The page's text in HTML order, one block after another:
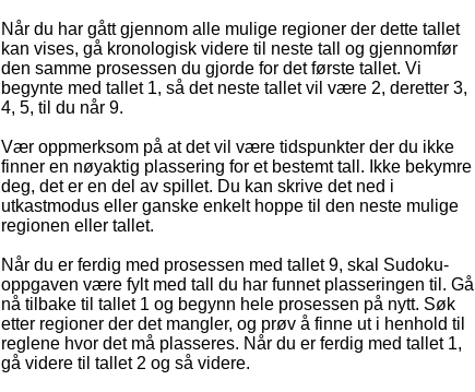
Når du har gått gjennom alle mulige regioner der dette tallet
kan vises, gå kronologisk videre til neste tall og gjennomfør
den samme prosessen du gjorde for det første tallet. Vi
begynte med tallet 1, så det neste tallet vil være 2, deretter 3,
4, 5, til du når 9.
Vær oppmerksom på at det vil være tidspunkter der du ikke
finner en nøyaktig plassering for et bestemt tall. Ikke bekymre
deg, det er en del av spillet. Du kan skrive det ned i
utkastmodus eller ganske enkelt hoppe til den neste mulige
regionen eller tallet.
Når du er ferdig med prosessen med tallet 9, skal Sudoku-
oppgaven være fylt med tall du har funnet plasseringen til. Gå
nå tilbake til tallet 1 og begynn hele prosessen på nytt. Søk
etter regioner der det mangler, og prøv å finne ut i henhold til
reglene hvor det må plasseres. Når du er ferdig med tallet 1,
gå videre til tallet 2 og så videre.